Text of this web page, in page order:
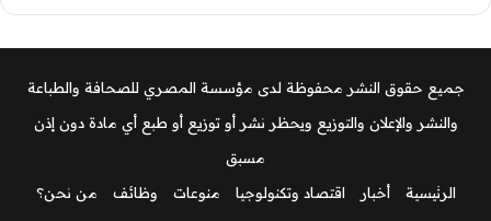
جميع حقوق النشر محفوظة لدى مؤسسة المصري للصحافة والطباعة
والنشر والإعلان والتوزيع ويحظر نشر أو توزيع أو طبع أي مادة دون إذن
مسبق
الرئيسية
أخبار اقتصاد وتكنولوجيا منوعات وظائف
من نحن؟